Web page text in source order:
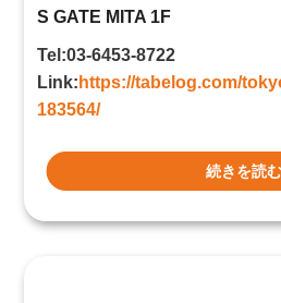
S GATE MITA 1F
Tel:03-6453-8722
Link: https://tabelog.com/
183564/
続きを読む